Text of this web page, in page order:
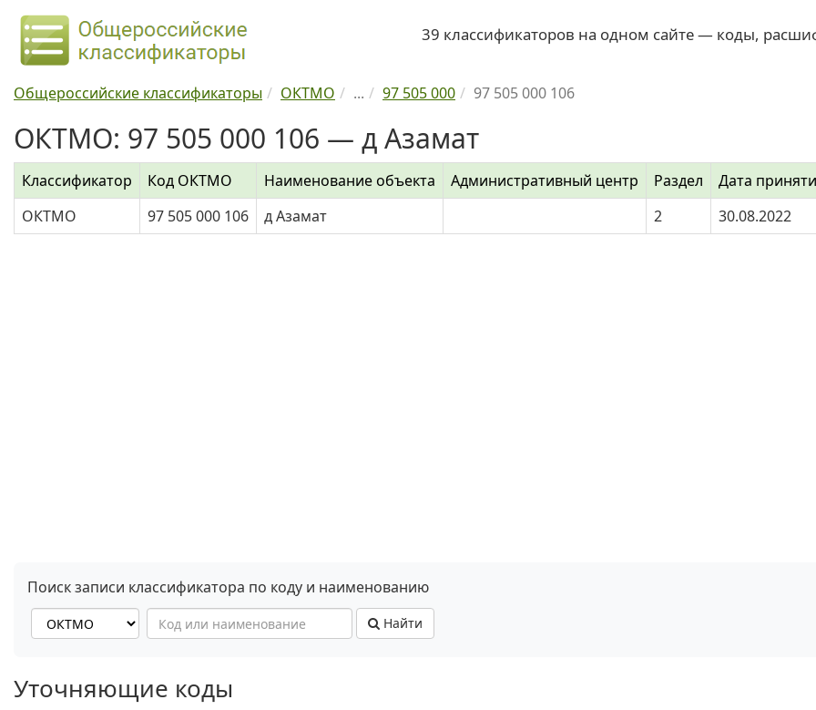
39 классификаторов на одном сайте — коды,
Общероссийские классификаторы ОКТМО ... 97 505 000 97 505 000 106
ОКТМО: 97 505 000 106 — д Азамат
Классификатор Код ОКТМО Наименование объекта Административный центр Раздел Дата
ОКТМО
97 505 000 106 д Азамат 2 30.08.2022
Поиск записи классификатора по коду и наименованию
Найти
Уточняющие коды